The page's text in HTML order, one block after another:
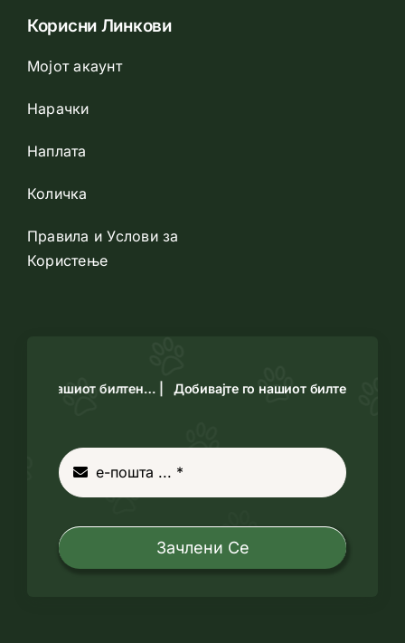
Корисни Линкови
Мојот акаунт
Нарачки
Наплата
Количка
Правила и Услови за
Користење
го нашиот билтен… | Добивајте го нашиот билтен… |
Зачлени Се